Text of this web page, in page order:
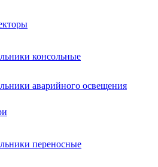
консольные
аварийного освещения
переносные